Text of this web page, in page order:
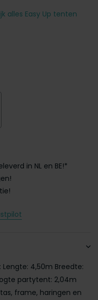
alles Easy Up tenten
in NL en BE!*
4,50m Breedte:
partytent: 2,04m
frame, haringen en